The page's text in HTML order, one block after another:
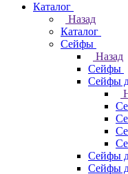
Каталог
Назад
Каталог
Cейфы
Назад
Cейфы
Cейфы
Cейфы
Cейфы